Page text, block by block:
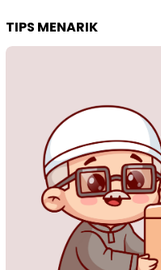
TIPS MENARIK